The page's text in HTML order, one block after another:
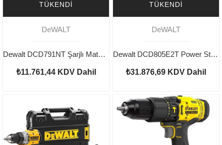
TÜKENDI
DeWALT
Dewalt DCD791NT Şarjlı Matkap Aküsüz
₺11.761,44 KDV Dahil
TÜKENDI
DeWALT
Dewalt DCD805E2T Power Stack Darbeli Şarjlı Matkap 18V 1.7AH
₺31.876,69 KDV Dahil